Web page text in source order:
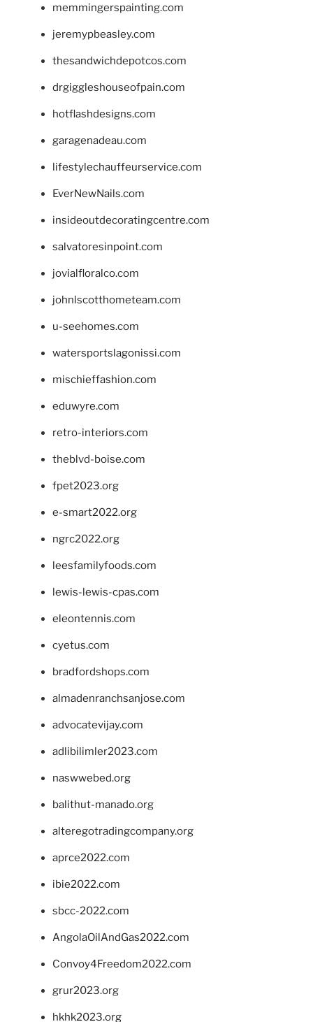
memmingerspainting.com
jeremypbeasley.com
thesandwichdepotcos.com
drgiggleshouseofpain.com
hotflashdesigns.com
garagenadeau.com
lifestylechauffeurservice.com
EverNewNails.com
insideoutdecoratingcentre.com
salvatoresinpoint.com
jovialfloralco.com
johnlscotthometeam.com
u-seehomes.com
watersportslagonissi.com
mischieffashion.com
eduwyre.com
retro-interiors.com
theblvd-boise.com
fpet2023.org
e-smart2022.org
ngrc2022.org
leesfamilyfoods.com
lewis-lewis-cpas.com
eleontennis.com
cyetus.com
bradfordshops.com
almadenranchsanjose.com
advocatevijay.com
adlibilimler2023.com
naswwebed.org
balithut-manado.org
alteregotradingcompany.org
aprce2022.com
ibie2022.com
sbcc-2022.com
AngolaOilAndGas2022.com
Convoy4Freedom2022.com
grur2023.org
hkhk2023.org